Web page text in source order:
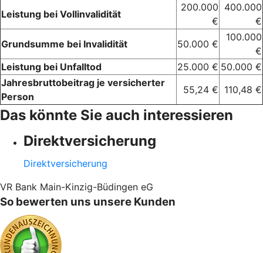
Leistung bei Vollinvalidität
200.000
€
400.000
€
Grundsumme bei Invalidität
50.000 €
100.000
€
Leistung bei Unfalltod
25.000 € 50.000 €
Jahresbruttobeitrag je versicherter
Person
55,24 € 110,48 €
Das könnte Sie auch interessieren
Direktversicherung
Direktversicherung
VR Bank Main-Kinzig-Büdingen eG
So bewerten uns unsere Kunden